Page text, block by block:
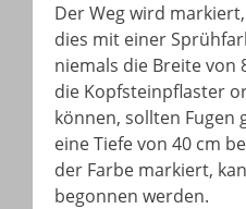
Der Weg wird
dies mit einer
niemals die Breite von
die Kopfsteinpflaster
können, sollten Fugen
eine Tiefe von 40 cm
der Farbe markiert,
begonnen werden.